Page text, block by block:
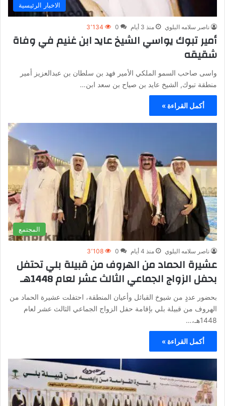
الاخبار الرئيسية
ناصر سلامه البلوي منذ 3 أيام 0 3٬134
أمير تبوك يواسي الشيخ عايد ابن غنيم في وفاة
شقيقه
واسى صاحب السمو الملكي الأمير فهد بن سلطان بن عبدالعزيز أمير
منطقة تبوك, الشيخ عايد بن صياح بن سعد ابن…
أكمل القراءة »
المجتمع
ناصر سلامه البلوي منذ 4 أيام 0 3٬108
عشيرة الحماد من الهروف من قبيلة بلي تحتفل
بحفل الزواج الجماعي الثالث عشر لعام 1448هـ
بحضور عددٍ من شيوخ القبائل وأعيان المنطقة، احتفلت عشيرة الحماد من
الهروف من قبيلة بلي بإقامة حفل الزواج الجماعي الثالث عشر لعام
1448هـ،…
أكمل القراءة »